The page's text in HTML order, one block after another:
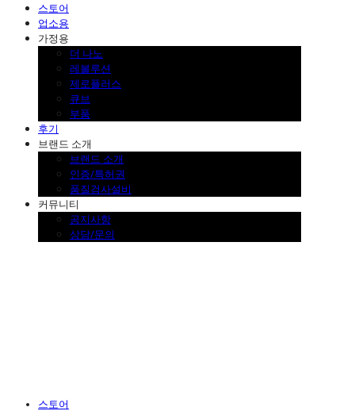
스토어
업소용
가정용
더 나노
레볼루션
제로플러스
큐브
부품
후기
브랜드 소개
브랜드 소개
인증/특허권
품질검사설비
커뮤니티
공지사항
상담/문의
스토어